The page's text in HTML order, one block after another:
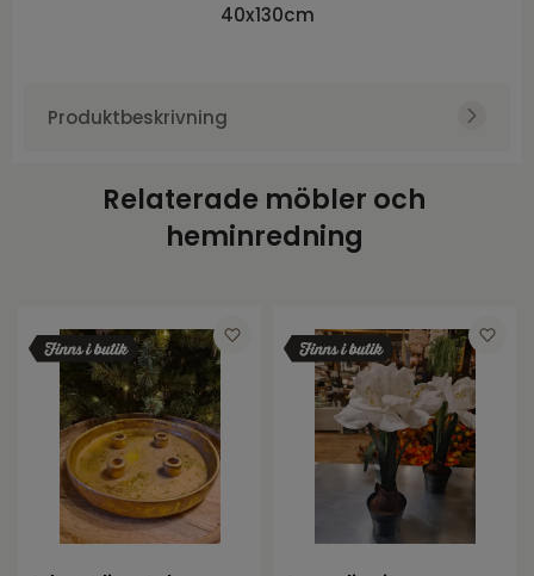
40x130cm
Produktbeskrivning
Relaterade möbler och
heminredning